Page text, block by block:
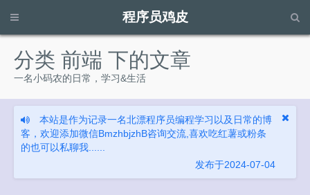
程序员鸡皮
请输入关键字进行搜索...
分类 前端 下的文章
一名小码农的日常，学习&生活
本站是作为记录一名北漂程序员编程学习以及日常的博
客，欢迎添加微信BmzhbjzhB咨询交流,喜欢吃红薯或粉条
的也可以私聊我......
发布于2024-07-04